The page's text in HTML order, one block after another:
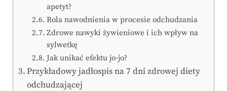
apetyt?
Rola nawodnienia w procesie odchudzania
Zdrowe nawyki żywieniowe i ich wpływ na
sylwetkę
Jak unikać efektu jo-jo?
Przykładowy jadłospis na 7 dni zdrowej diety
odchudzającej